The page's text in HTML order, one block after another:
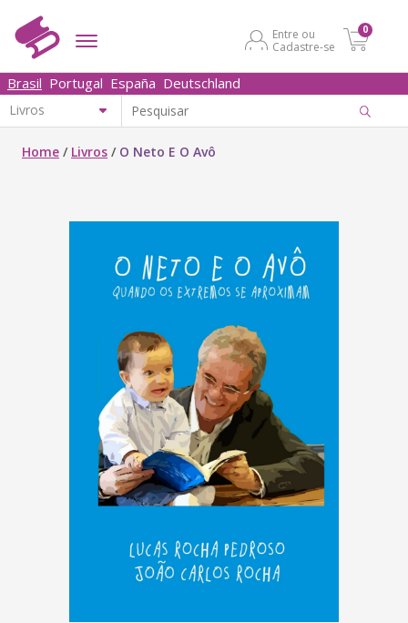
Entre ou
Cadastre-se
0
Brasil Portugal España Deutschland
Home / Livros / O Neto E O Avô